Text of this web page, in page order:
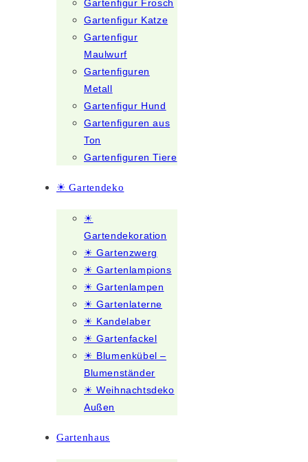
Gartenfigur Frosch
Gartenfigur Katze
Gartenfigur
Maulwurf
Gartenfiguren
Metall
Gartenfigur Hund
Gartenfiguren aus
Ton
Gartenfiguren Tiere
☀ Gartendeko
☀
Gartendekoration
☀ Gartenzwerg
☀ Gartenlampions
☀ Gartenlampen
☀ Gartenlaterne
☀ Kandelaber
☀ Gartenfackel
☀ Blumenkübel –
Blumenständer
☀ Weihnachtsdeko
Außen
Gartenhaus